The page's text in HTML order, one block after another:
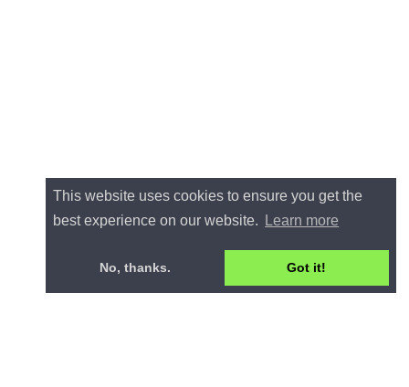
This website uses cookies to ensure you get the
best experience on our website.
Learn more
No, thanks. Got it!